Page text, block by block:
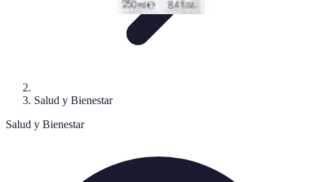
Salud y Bienestar
Salud y Bienestar